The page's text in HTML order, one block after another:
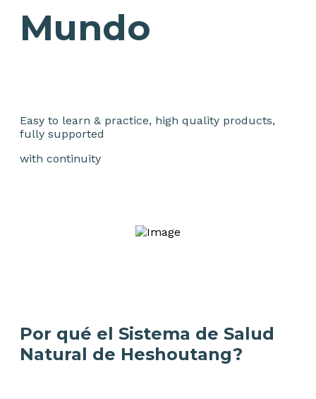
Mundo
Easy to learn & practice, high quality products,
fully supported
with continuity
Por qué el Sistema de Salud
Natural de Heshoutang?